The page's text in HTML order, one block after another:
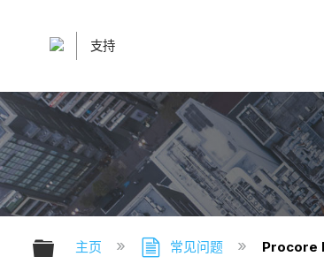
支持
扩展/隐缩全局层次
主页 常见问题 Procore